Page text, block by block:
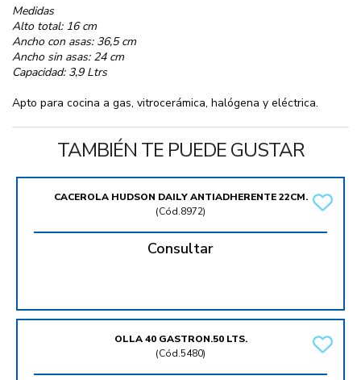
Medidas
Alto total: 16 cm
Ancho con asas: 36,5 cm
Ancho sin asas: 24 cm
Capacidad: 3,9 Ltrs
Apto para cocina a gas, vitrocerámica, halógena y eléctrica.
TAMBIÉN TE PUEDE GUSTAR
CACEROLA HUDSON DAILY ANTIADHERENTE 22CM.
(Cód.8972)
Consultar
OLLA 40 GASTRON.50 LTS.
(Cód.5480)